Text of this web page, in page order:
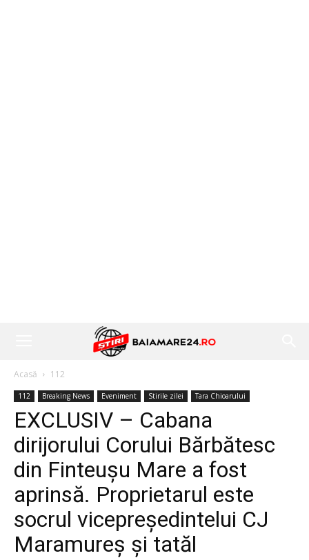
Acasă 112
112 Breaking News Eveniment Stirile zilei Tara Chioarului
EXCLUSIV – Cabana
dirijorului Corului Bărbătesc
din Finteușu Mare a fost
aprinsă. Proprietarul este
socrul vicepreședintelui CJ
Maramureș și tatăl